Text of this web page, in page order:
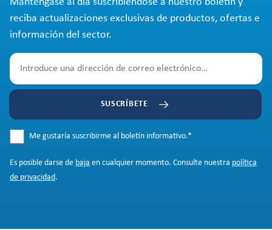
reciba actualizaciones exclusivas de productos, ofertas e
información del sector.
SUSCRÍBETE
Me gustaría suscribirme al boletín informativo.*
Es posible darse de baja en cualquier momento. Consulte nuestra política
de privacidad.